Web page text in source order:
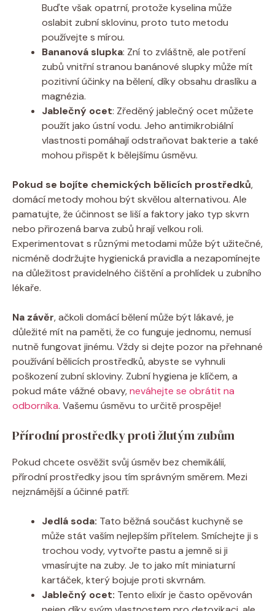
Buďte však‍ opatrní, protože kyselina může
⁤oslabit zubní sklovinu, proto tuto metodu
používejte s mírou.
Bananová slupka: Zní​ to zvláštně, ale potření
zubů vnitřní​ stranou banánové slupky může mít
pozitivní účinky na ⁤bělení, díky⁣ obsahu draslíku a
magnézia.
Jablečný ocet: Zředěný​ jablečný ocet můžete
použít jako ústní vodu. Jeho antimikrobiální
vlastnosti pomáhají ​odstraňovat bakterie a také
mohou‍ přispět⁣ k bělejšímu úsměvu.
Pokud se⁢ bojíte⁣ chemických bělicích prostředků,
domácí metody‍ mohou být skvělou alternativou. Ale
pamatujte, že ⁤účinnost se liší a faktory jako typ skvrn
nebo přirozená ‍barva zubů⁤ hrají velkou roli.
Experimentovat s různými metodami⁢ může ​být užitečné,
nicméně dodržujte⁤ hygienická pravidla a ‍nezapomínejte
na důležitost pravidelného čištění⁤ a prohlídek u zubního‌
lékaře.
Na závěr, ačkoli domácí‍ bělení může být‌ lákavé, je​
důležité‌ mít na paměti, ‌že co funguje jednomu,⁤ nemusí
nutně⁤ fungovat ⁣jinému. ⁣Vždy si dejte pozor na ⁤přehnané
používání bělicích prostředků,⁣ abyste se vyhnuli
poškození⁤ zubní⁣ skloviny. Zubní hygiena je ​klíčem, ⁤a
pokud máte⁢ vážné obavy,neváhejte se obrátit na
⁤odborníka. Vašemu úsměvu to ​určitě prospěje!
Přírodní⁤ prostředky proti žlutým zubům
Pokud chcete osvěžit svůj úsměv bez chemikálií,
přírodní prostředky jsou tím správným směrem. Mezi
nejznámější a účinné ‍patří:
Jedlá​ soda: Tato běžná součást kuchyně se
může stát vaším nejlepším ⁤přítelem. Smíchejte ji s
trochou‍ vody, ⁤vytvořte pastu ​a jemně si ji
⁢vmasírujte‍ na zuby. Je to jako mít miniaturní‌
kartáček, ⁢který bojuje proti skvrnám.
Jablečný⁤ ocet: Tento elixír je často opěvován